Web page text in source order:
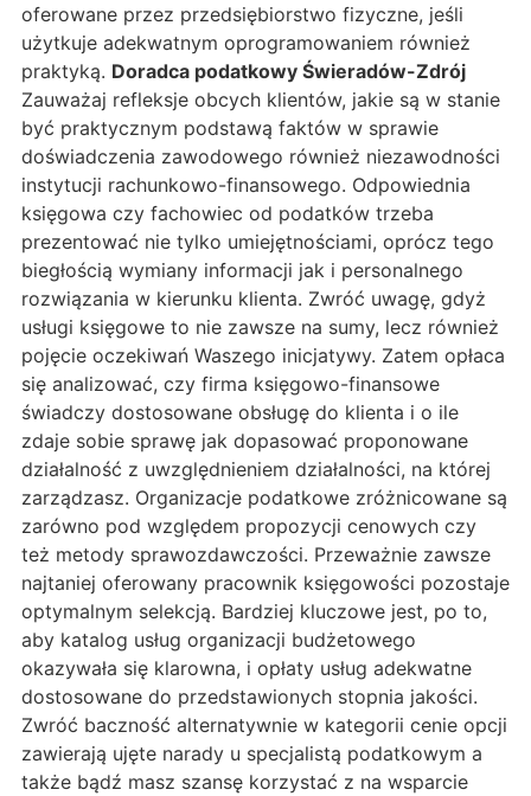
oferowane przez przedsiębiorstwo fizyczne, jeśli
użytkuje adekwatnym oprogramowaniem również
praktyką. Doradca podatkowy Świeradów-Zdrój
Zauważaj refleksje obcych klientów, jakie są w stanie
być praktycznym podstawą faktów w sprawie
doświadczenia zawodowego również niezawodności
instytucji rachunkowo-finansowego. Odpowiednia
księgowa czy fachowiec od podatków trzeba
prezentować nie tylko umiejętnościami, oprócz tego
biegłością wymiany informacji jak i personalnego
rozwiązania w kierunku klienta. Zwróć uwagę, gdyż
usługi księgowe to nie zawsze na sumy, lecz również
pojęcie oczekiwań Waszego inicjatywy. Zatem opłaca
się analizować, czy firma księgowo-finansowe
świadczy dostosowane obsługę do klienta i o ile
zdaje sobie sprawę jak dopasować proponowane
działalność z uwzględnieniem działalności, na której
zarządzasz. Organizacje podatkowe zróżnicowane są
zarówno pod względem propozycji cenowych czy
też metody sprawozdawczości. Przeważnie zawsze
najtaniej oferowany pracownik księgowości pozostaje
optymalnym selekcją. Bardziej kluczowe jest, po to,
aby katalog usług organizacji budżetowego
okazywała się klarowna, i opłaty usług adekwatne
dostosowane do przedstawionych stopnia jakości.
Zwróć baczność alternatywnie w kategorii cenie opcji
zawierają ujęte narady u specjalistą podatkowym a
także bądź masz szansę korzystać z na wsparcie